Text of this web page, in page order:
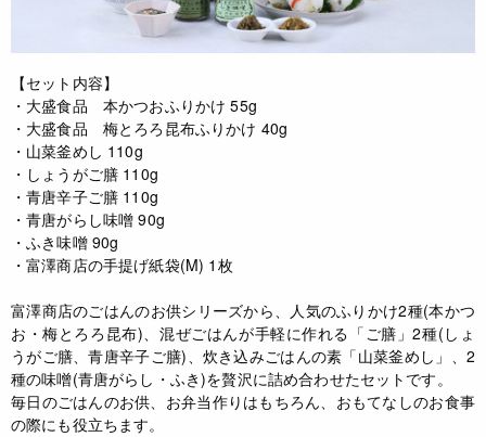
【セット内容】
・大盛食品 本かつおふりかけ 55g
・大盛食品 梅とろろ昆布ふりかけ 40g
・山菜釜めし 110g
・しょうがご膳 110g
・青唐辛子ご膳 110g
・青唐がらし味噌 90g
・ふき味噌 90g
・富澤商店の手提げ紙袋(M) 1枚
富澤商店のごはんのお供シリーズから、人気のふりかけ2種(本かつ
お・梅とろろ昆布)、混ぜごはんが手軽に作れる「ご膳」2種(しょ
うがご膳、青唐辛子ご膳)、炊き込みごはんの素「山菜釜めし」、2
種の味噌(青唐がらし・ふき)を贅沢に詰め合わせたセットです。
毎日のごはんのお供、お弁当作りはもちろん、おもてなしのお食事
の際にも役立ちます。